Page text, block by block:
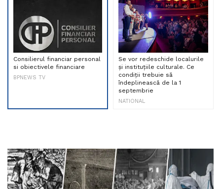
Consilierul financiar personal
si obiectivele financiare
BPNEWS TV
Se vor redeschide localurile
și instituțiile culturale. Ce
condiții trebuie să
îndeplinească de la 1
septembrie
NATIONAL